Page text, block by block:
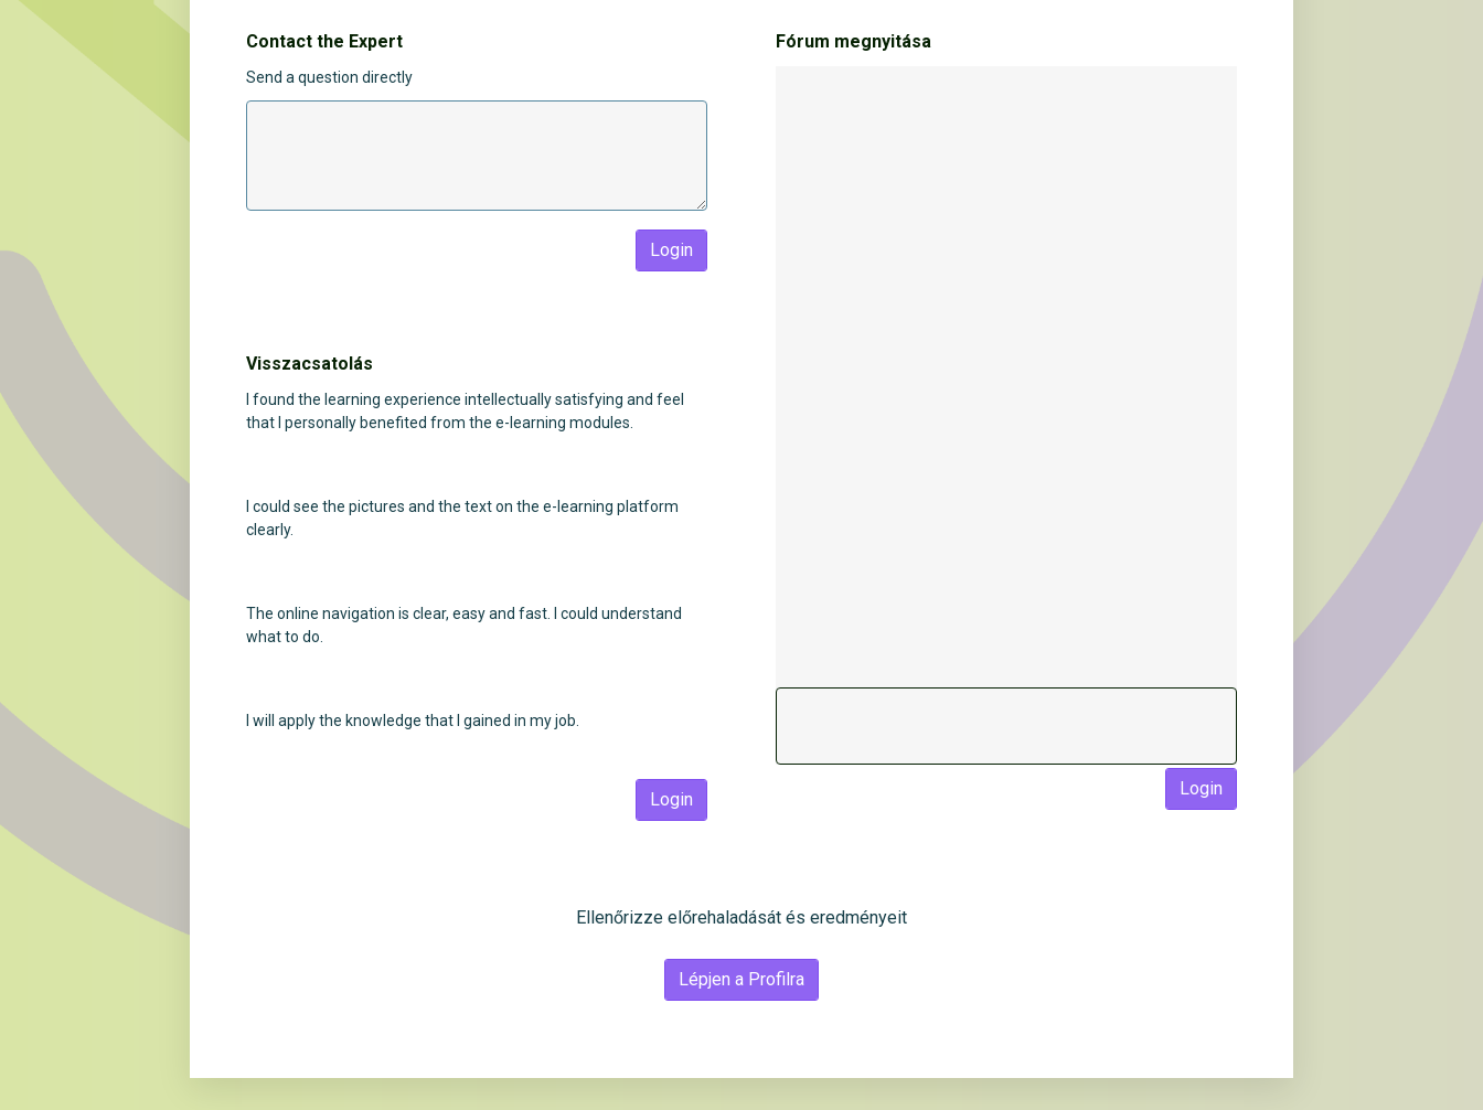
Contact the Expert
Send a question directly
Login
Visszacsatolás
I found the learning experience intellectually satisfying and feel
that I personally benefited from the e-learning modules.
I could see the pictures and the text on the e-learning platform
clearly.
The online navigation is clear, easy and fast. I could understand
what to do.
I will apply the knowledge that I gained in my job.
Login
Fórum megnyitása
Login
Ellenőrizze előrehaladását és eredményeit
Lépjen a Profilra